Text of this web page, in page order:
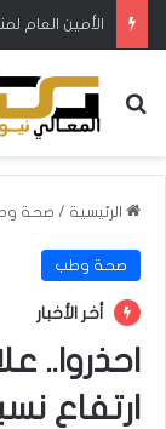
الأمين العام
بحث عن
الرئيسية / صحة
صحة وطب
أخر الأخبار
احذروا..
ارتفاع